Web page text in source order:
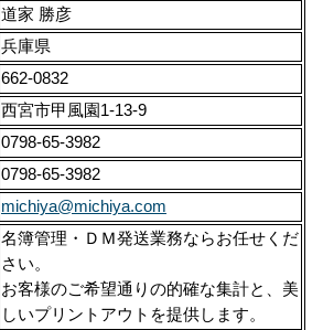
道家 勝彦
兵庫県
662-0832
西宮市甲風園1-13-9
0798-65-3982
0798-65-3982
michiya@michiya.com
名簿管理・ＤＭ発送業務ならお任せくだ
さい。
お客様のご希望通りの的確な集計と、美
しいプリントアウトを提供します。